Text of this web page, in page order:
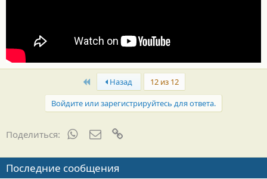
First Назад
12 из 12
Войдите или зарегистрируйтесь для ответа.
Поделиться: WhatsAppЭлектронная почта
Последние сообщения